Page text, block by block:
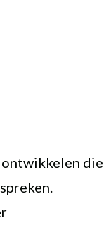
die